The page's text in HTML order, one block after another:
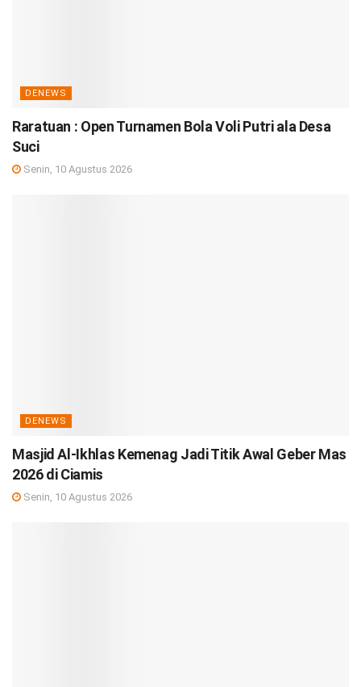
DENEWS
Raratuan : Open Turnamen Bola Voli Putri ala Desa
Suci
Senin, 10 Agustus 2026
DENEWS
Masjid Al-Ikhlas Kemenag Jadi Titik Awal Geber Mas
2026 di Ciamis
Senin, 10 Agustus 2026